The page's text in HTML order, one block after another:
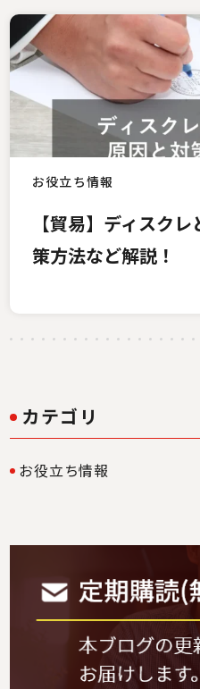
お役立ち情報
【貿易】ディスク
策方法など解説！
カテゴリ
お役立ち情報